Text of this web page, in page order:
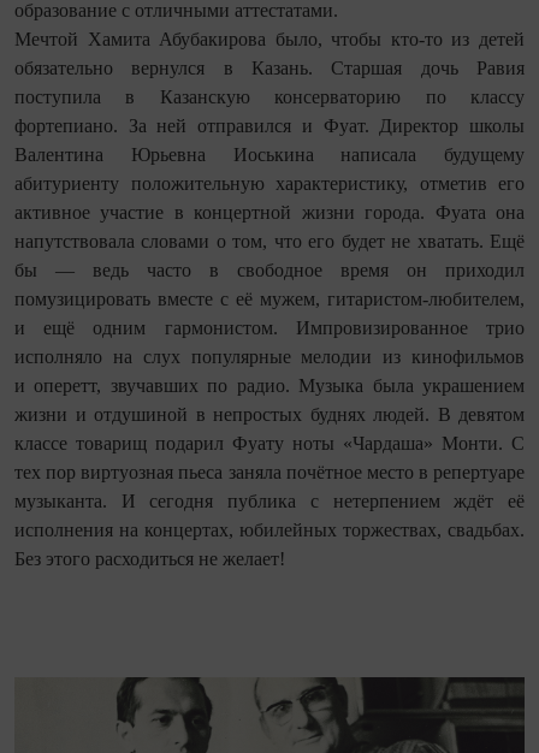
образование с отличными аттестатами.
Мечтой Хамита Абубакирова было, чтобы кто-то из детей
обязательно вернулся в Казань. Старшая дочь Равия
поступила в Казанскую консерваторию по классу
фортепиано. За ней отправился и Фуат. Директор школы
Валентина Юрьевна Иоськина написала будущему
абитуриенту положительную характеристику, отметив его
активное участие в концертной жизни города. Фуата она
напутствовала словами о том, что его будет не хватать. Ещё
бы — ведь часто в свободное время он приходил
помузицировать вместе с её мужем, гитаристом-любителем,
и ещё одним гармонистом. Импровизированное трио
исполняло на слух популярные мелодии из кинофильмов
и оперетт, звучавших по радио. Музыка была украшением
жизни и отдушиной в непростых буднях людей. В девятом
классе товарищ подарил Фуату ноты «Чардаша» Монти. С
тех пор виртуозная пьеса заняла почётное место в репертуаре
музыканта. И сегодня публика с нетерпением ждёт её
исполнения на концертах, юбилейных торжествах, свадьбах.
Без этого расходиться не желает!